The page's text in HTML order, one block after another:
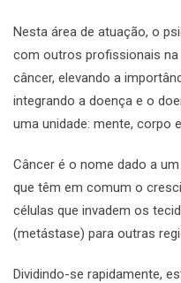
Nesta área de atuação, o
com outros profissionais
câncer, elevando a
integrando a doença e o
uma unidade: mente, corpo
Câncer é o nome dado a
que têm em comum o
células que invadem os
(metástase) para outras
Dividindo-se rapidamente,